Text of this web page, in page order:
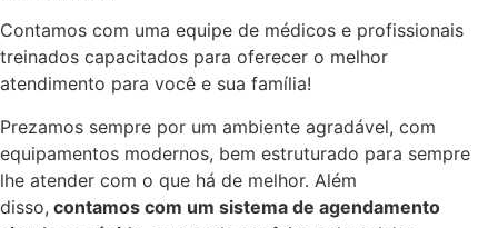
Contamos com uma equipe de médicos e profissionais
treinados capacitados para oferecer o melhor
atendimento para você e sua família!
Prezamos sempre por um ambiente agradável, com
equipamentos modernos, bem estruturado para sempre
lhe atender com o que há de melhor. Além
disso, contamos com um sistema de agendamento